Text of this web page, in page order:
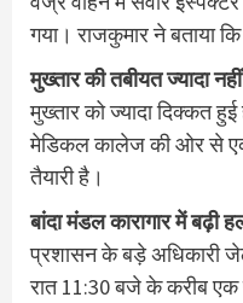
गया। राजकुमार ने बताया
मुख्तार की तबीयत ज्यादा
मुख्तार को ज्यादा दिक्कत
मेडिकल कालेज की ओर से एक
तैयारी है।
बांदा मंडल कारागार में बढ़ी
प्रशासन के बड़े अधिकारी
रात 11:30 बजे के करीब